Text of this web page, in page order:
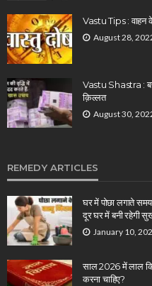
Vastu Tips : वाहन
August 28,
Vastu Shastra :
क़िल्लत
August 30,
REMEDY ARTICLES
घर में पोछा लगाते समय
दूर घर में बनी रहेगी
January 10,
साल 2026 में लाल
करना चाहिए?